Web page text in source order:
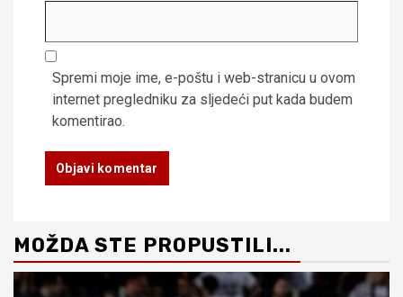
Spremi moje ime, e-poštu i web-stranicu u ovom
internet pregledniku za sljedeći put kada budem
komentirao.
MOŽDA STE PROPUSTILI...